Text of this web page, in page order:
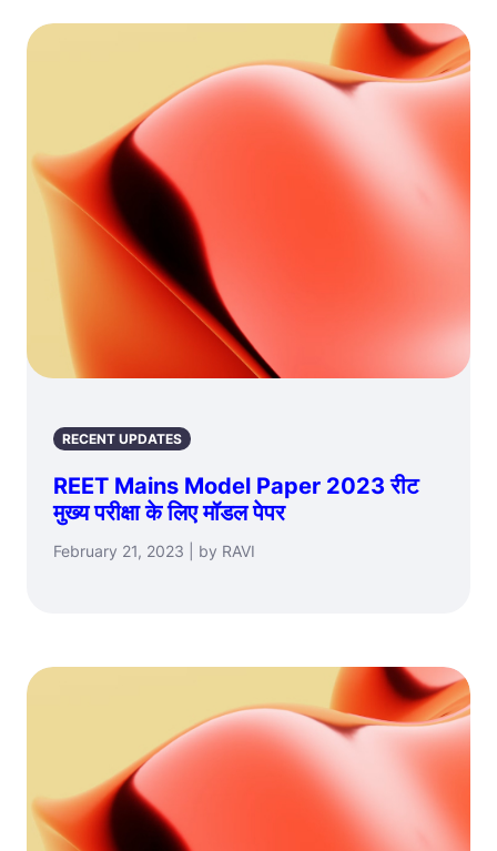
RECENT UPDATES
REET Mains Model Paper 2023 रीट
मुख्य परीक्षा के लिए मॉडल पेपर
February 21, 2023 | by RAVI